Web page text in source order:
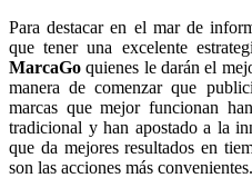
Para destacar en el mar de
que tener una excelente
MarcaGo quienes le darán el
manera de comenzar que
marcas que mejor funcionan
tradicional y han apostado a la
que da mejores resultados en
son las acciones más convenientes.